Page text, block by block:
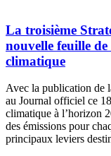
La troisième
nouvelle feuille
climatique
Avec la publication de
au Journal officiel ce
climatique à l’horizon
des émissions pour
principaux leviers